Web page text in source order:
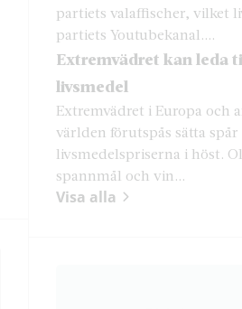
partiets valaffischer, vilket
partiets Youtubekanal....
Extremvädret kan leda
livsmedel
Extremvädret i Europa och
världen förutspås sätta spår
livsmedelspriserna i höst.
spannmål och vin...
Visa alla